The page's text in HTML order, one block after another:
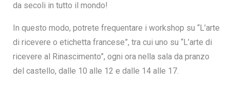
da secoli in tutto il mondo!
In questo modo, potrete frequentare i workshop su “L’arte
di ricevere o etichetta francese”, tra cui uno su “L’arte di
ricevere al Rinascimento”, ogni ora nella sala da pranzo
del castello, dalle 10 alle 12 e dalle 14 alle 17.